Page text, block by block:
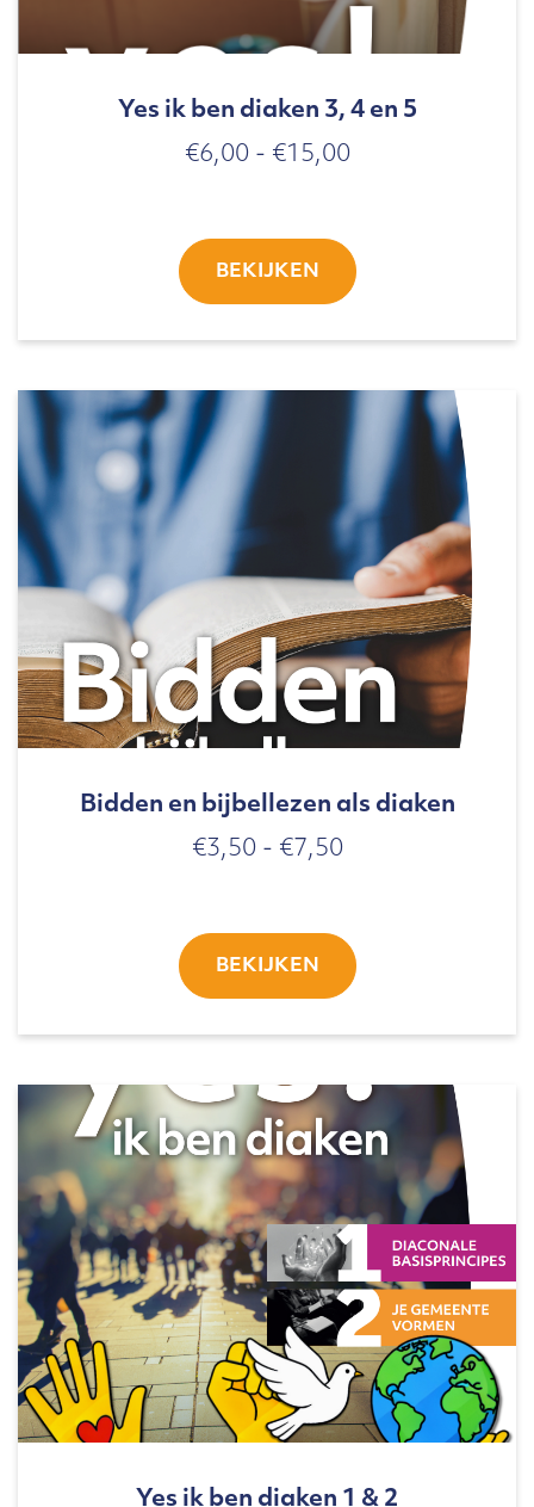
Yes ik ben diaken 3, 4 en 5
€6,00 - €15,00Prijsklasse:
BEKIJKEN
Bidden en bijbellezen als diaken
€3,50 - €7,50Prijsklasse:
€7,50
BEKIJKEN
Yes ik ben diaken 1 & 2